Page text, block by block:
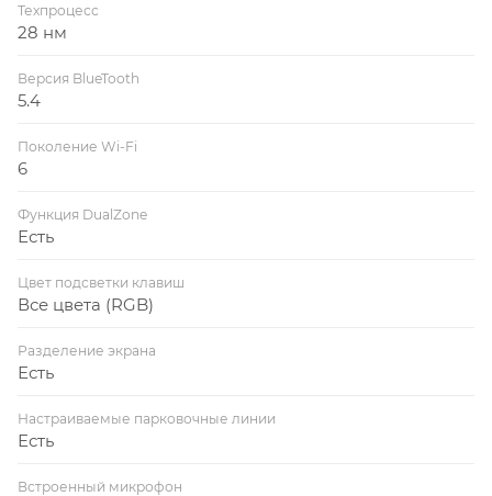
Техпроцесс
28 нм
Версия BlueTooth
5.4
Поколение Wi-Fi
6
Функция DualZone
Есть
Цвет подсветки клавиш
Все цвета (RGB)
Разделение экрана
Есть
Настраиваемые парковочные линии
Есть
Встроенный микрофон